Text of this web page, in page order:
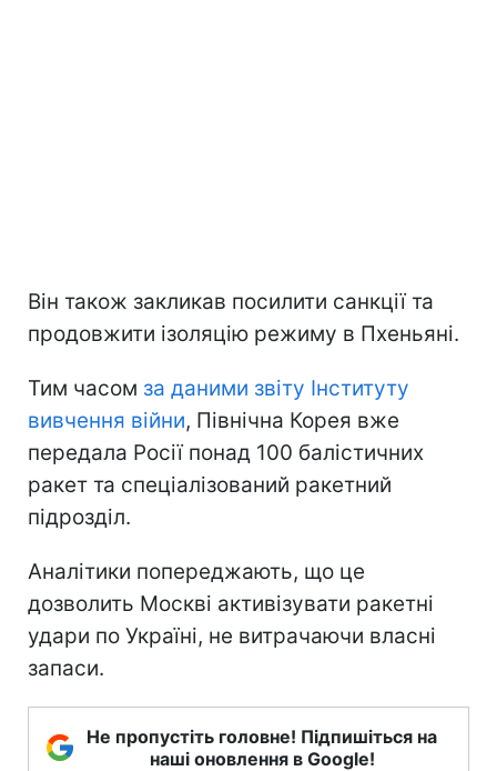
Він також закликав посилити санкції та
продовжити ізоляцію режиму в Пхеньяні.
Тим часом за даними звіту Інституту
вивчення війни, Північна Корея вже
передала Росії понад 100 балістичних
ракет та спеціалізований ракетний
підрозділ.
Аналітики попереджають, що це
дозволить Москві активізувати ракетні
удари по Україні, не витрачаючи власні
запаси.
Не пропустіть головне! Підпишіться на
наші оновлення в Google!